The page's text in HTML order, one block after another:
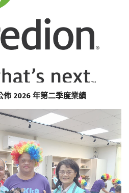
2026 年第二季度業績